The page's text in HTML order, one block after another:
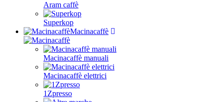
Aram caffè
Superkop
Macinacaffè
Macinacaffè manuali
Macinacaffè elettrici
1Zpresso